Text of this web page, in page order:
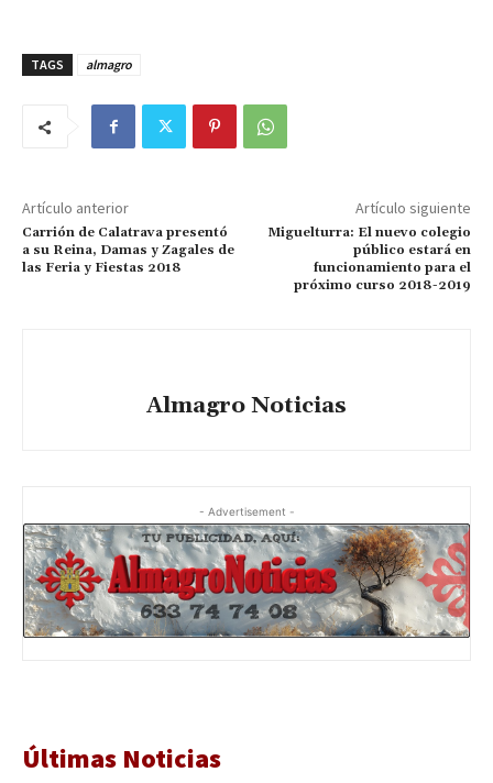
TAGS almagro
Artículo anterior
Carrión de Calatrava presentó
a su Reina, Damas y Zagales de
las Feria y Fiestas 2018
Artículo siguiente
Miguelturra: El nuevo colegio
público estará en
funcionamiento para el
próximo curso 2018-2019
Almagro Noticias
- Advertisement -
Últimas Noticias